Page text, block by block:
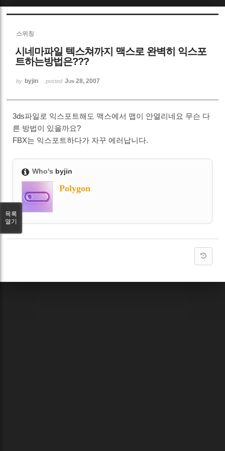
스위칭
시네마파일 텍스쳐까지 맥스로 완벽히 익스포
트하는방법은???
by byjin posted Jun 28, 2007
3ds파일로 익스포트해도 맥스에서 맵이 안열리네요 무슨 다
른 방법이 있을까요?
FBX는 익스포트하다가 자꾸 에러납니다.
Who's byjin
Polygon
목록
열기
Sketchbook5, 스케치북5
Sketchbook5, 스케치북5